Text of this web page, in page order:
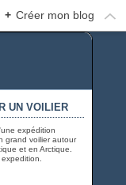
+ Créer mon blog
UN VOILIER
expédition
grand voilier autour
et en Arctique.